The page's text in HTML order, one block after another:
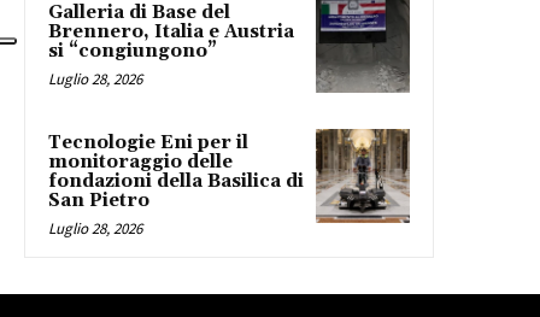
Galleria di Base del
Brennero, Italia e Austria
si “congiungono”
Luglio 28, 2026
Tecnologie Eni per il
monitoraggio delle
fondazioni della Basilica di
San Pietro
Luglio 28, 2026